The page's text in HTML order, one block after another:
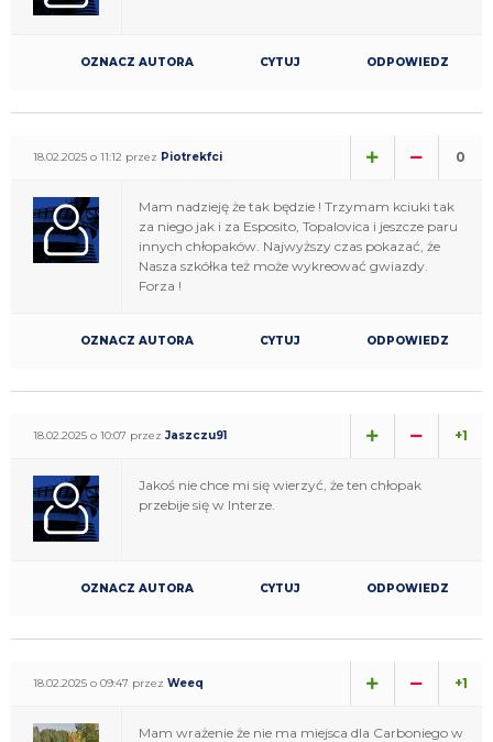
OZNACZ AUTORA CYTUJ ODPOWIEDZ
18.02.2025 o 11:12 przez Piotrekfci 0
Mam nadzieję że tak będzie ! Trzymam kciuki tak
za niego jak i za Esposito, Topalovica i jeszcze paru
innych chłopaków. Najwyższy czas pokazać, że
Nasza szkółka też może wykreować gwiazdy.
Forza !
OZNACZ AUTORA CYTUJ ODPOWIEDZ
18.02.2025 o 10:07 przez Jaszczu91 +1
Jakoś nie chce mi się wierzyć, że ten chłopak
przebije się w Interze.
OZNACZ AUTORA CYTUJ ODPOWIEDZ
18.02.2025 o 09:47 przez Weeq +1
Mam wrażenie że nie ma miejsca dla Carboniego w